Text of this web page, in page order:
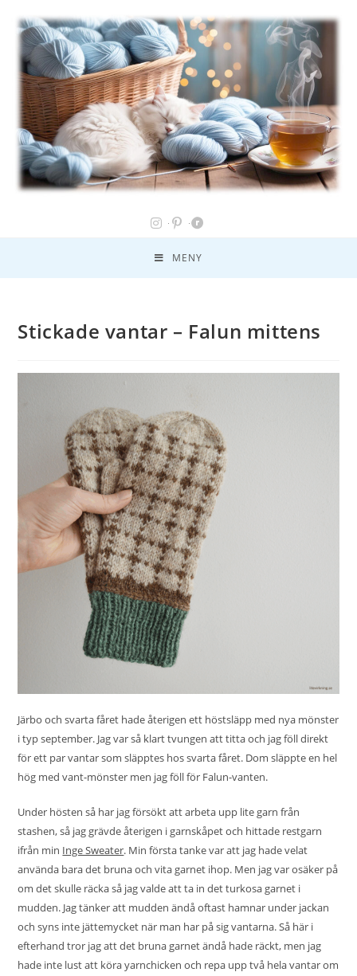
MENY
Stickade vantar – Falun mittens
Järbo och svarta fåret hade återigen ett höstsläpp med nya mönster
i typ september. Jag var så klart tvungen att titta och jag föll direkt
för ett par vantar som släpptes hos svarta fåret. Dom släppte en hel
hög med vant-mönster men jag föll för Falun-vanten.
Under hösten så har jag försökt att arbeta upp lite garn från
stashen, så jag grävde återigen i garnskåpet och hittade restgarn
ifrån min Inge Sweater. Min första tanke var att jag hade velat
använda bara det bruna och vita garnet ihop. Men jag var osäker på
om det skulle räcka så jag valde att ta in det turkosa garnet i
mudden. Jag tänker att mudden ändå oftast hamnar under jackan
och syns inte jättemycket när man har på sig vantarna. Så här i
efterhand tror jag att det bruna garnet ändå hade räckt, men jag
hade inte lust att köra yarnchicken och repa upp två hela vantar om